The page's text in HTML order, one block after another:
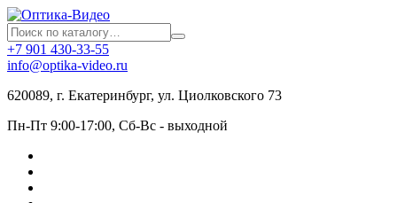
+7 901 430-33-55
info@optika-video.ru
620089, г. Екатеринбург, ул. Циолковского 73
Пн-Пт 9:00-17:00, Сб-Вс - выходной